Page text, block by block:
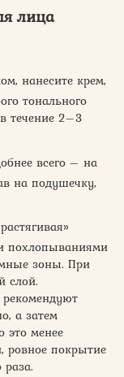
лица
нанесите крем,
тонального
течение 2–3
всего – на
на подушечку,
похлопываниями
зоны. При
слой.
а затем
это менее
ровное покрытие
раза.